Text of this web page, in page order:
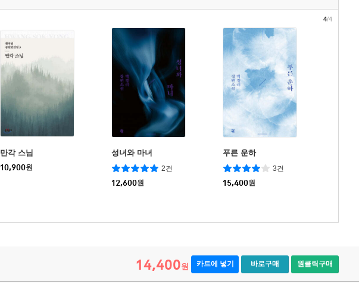
만각 스님
10,900원
성녀와 마녀
2건
12,600원
푸른 운하
3건
15,400원
4/4
14,400원 카트에 넣기 바로구매 원클릭구매